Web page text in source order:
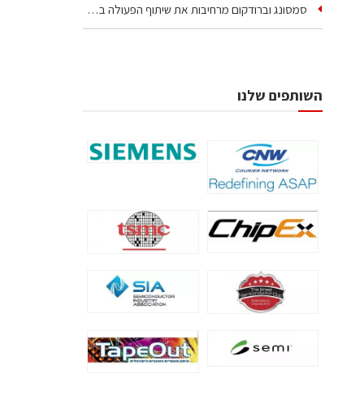
סמסונג וברודקום מרחיבות את שיתוף הפעולה בשבבי AI…
השותפים שלנו